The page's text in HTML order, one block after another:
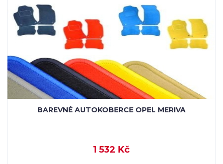
BAREVNÉ AUTOKOBERCE OPEL MERIVA
1 532 Kč